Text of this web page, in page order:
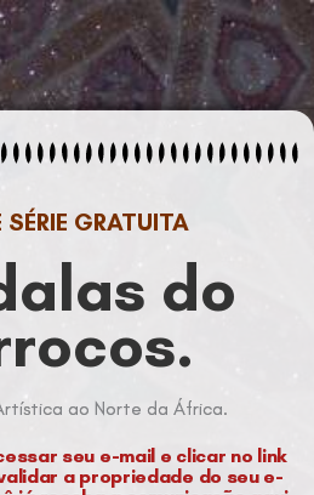
SÉRIE GRATUITA
do
ao Norte da África.
seu e-mail e clicar no link
a propriedade do seu e-